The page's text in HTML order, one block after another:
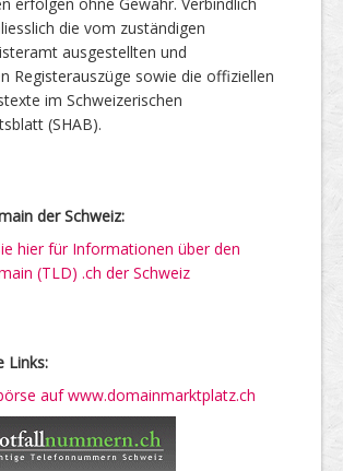
die vom zuständigen
ausgestellten und
Registerauszüge sowie die offiziellen
im Schweizerischen
(SHAB).
der Schweiz:
hier für Informationen über den
(TLD) .ch der Schweiz
Links:
auf www.domainmarktplatz.ch